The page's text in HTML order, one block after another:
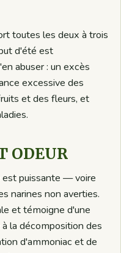
toutes les deux à trois
d'été est
abuser : un excès
excessive des
et des fleurs, et
ODEUR
est puissante — voire
narines non averties.
et témoigne d'une
la décomposition des
d'ammoniac et de